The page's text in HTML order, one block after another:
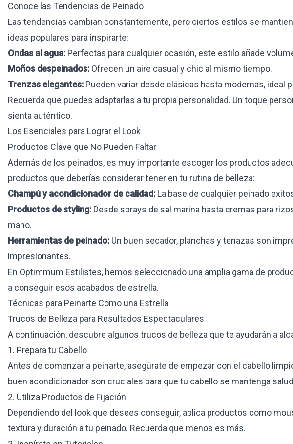
Conoce las Tendencias de Peinado
Las tendencias cambian constantemente, pero ciertos estilos se
ideas populares para inspirarte:
Ondas al agua: Perfectas para cualquier ocasión, este estilo añade
Moños despeinados: Ofrecen un aire casual y chic al mismo tiempo.
Trenzas elegantes: Pueden variar desde clásicas hasta modernas, ideal
Recuerda que puedes adaptarlas a tu propia personalidad. Un toque
sienta auténtico.
Los Esenciales para Lograr el Look
Productos Clave que No Pueden Faltar
Además de los peinados, es muy importante escoger los productos
productos que deberías considerar tener en tu rutina de belleza:
Champú y acondicionador de calidad: La base de cualquier peinado
Productos de styling: Desde sprays de sal marina hasta cremas para
mano.
Herramientas de peinado: Un buen secador, planchas y tenazas son
impresionantes.
En Optimmum Estilistes, hemos seleccionado una amplia gama de
a conseguir esos acabados de estrella.
Técnicas para Peinarte Como una Estrella
Trucos de Belleza para Resultados Espectaculares
A continuación, descubre algunos trucos de belleza que te ayudarán a
1. Prepara tu Cabello
Antes de comenzar a peinarte, asegúrate de empezar con el cabello
buen acondicionador son cruciales para que tu cabello se mantenga
2. Utiliza Productos de Fijación
Dependiendo del look que desees conseguir, aplica productos como
textura y duración a tu peinado. Recuerda que menos es más.